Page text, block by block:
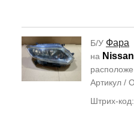
Б/У Фара
на
Артикул /
Штрих-